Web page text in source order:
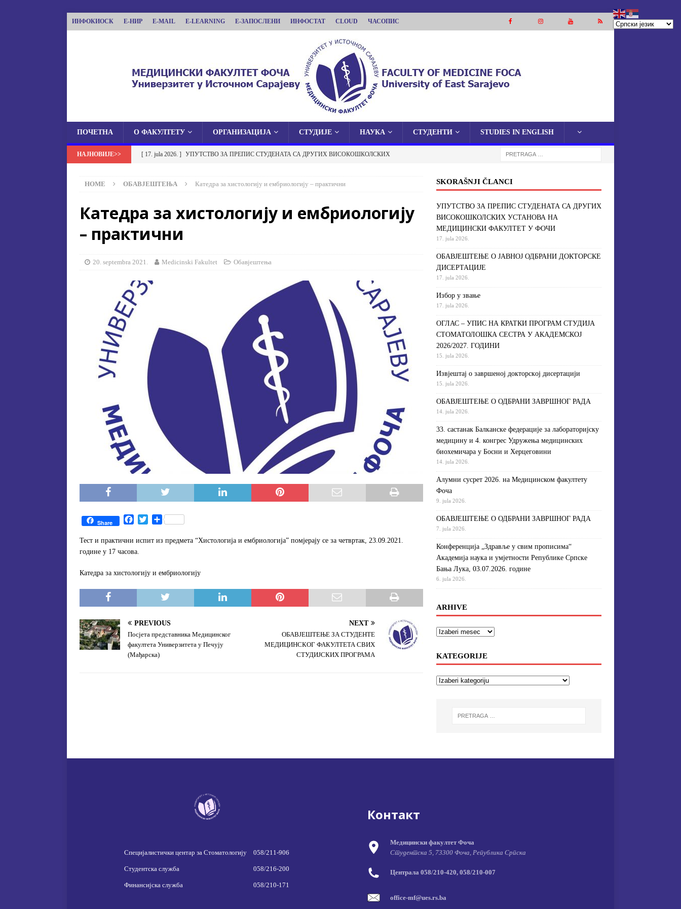
ИНФОКИОСК Е-НИР E-MAIL E-LEARNING Е-ЗАПОСЛЕНИ ИНФОСТАТ CLOUD ЧАСОПИС
МЕДИЦИНСКИ ФАКУЛТЕТ ФОЧА
МЕДИЦИНСКИ ФАКУЛТЕТ УНИВЕРЗИТЕТА У ИСТОЧНОМ САРАЈЕВУ
ПОЧЕТНА О ФАКУЛТЕТУ ОРГАНИЗАЦИЈА СТУДИЈЕ НАУКА СТУДЕНТИ STUDIES IN ENGLISH
[ 17. jula 2026. ] УПУТСТВО ЗА ПРЕПИС СТУДЕНАТА СА ДРУГИХ ВИСОКОШКОЛСКИХ
ОБАВЈЕШТЕЊЕ О ЈАВНОЈ ОДБРАНИ ДОКТОРСКЕ ДИСЕРТАЦИЈЕ
ОБАВЈЕШТЕЊА
[ 15. jula 2026. ]
АКАДЕМСКОЈ 2026/2027. ГОДИНИ
[ 29. oktobra 2025. ] КОНАЧНА РАНГ ЛИСТА, ПРВИ УПИСНИ РОК ДРУГИ ЦИКЛУС СТУДИЈА –
СПЕЦИЈАЛНА ЕДУКАЦИЈА И РЕХАБИЛИТАЦИЈА ОБАВЈЕШТЕЊА
HOME ОБАВЈЕШТЕЊА Катедра за хистологију и ембриологију – практични
Катедра за хистологију и ембриологију
– практични
20. septembra 2021. Medicinski Fakultet Обавјештења
Share
c
e
o
k
i
e
S
a
Тест и практични испит из предмета “Хистологија и ембриологија” помјерају се за четвртак, 23.09.2021.
године у 17 часова.
Катедра за хистологију и ембриологију
PREVIOUS
Посјета представника Медицинског
факултета Универзитета у Печују
(Мађарска)
NEXT
ОБАВЈЕШТЕЊЕ ЗА СТУДЕНТЕ
МЕДИЦИНСКОГ ФАКУЛТЕТА СВИХ
СТУДИЈСКИХ ПРОГРАМА
SKORAŠNJI ČLANCI
УПУТСТВО ЗА ПРЕПИС СТУДЕНАТА СА ДРУГИХ
ВИСОКОШКОЛСКИХ УСТАНОВА НА
МЕДИЦИНСКИ ФАКУЛТЕТ У ФОЧИ
17. jula 2026.
ОБАВЈЕШТЕЊЕ О ЈАВНОЈ ОДБРАНИ ДОКТОРСКЕ
ДИСЕРТАЦИЈЕ
17. jula 2026.
Избор у звање
17. jula 2026.
ОГЛАС – УПИС НА КРАТКИ ПРОГРАМ СТУДИЈА
СТОМАТОЛОШКА СЕСТРА У АКАДЕМСКОЈ
2026/2027. ГОДИНИ
15. jula 2026.
Извjeштaj o зaвршeнoj дoктoрскoj дисeртaциjи
15. jula 2026.
ОБАВЈЕШТЕЊЕ О ОДБРАНИ ЗАВРШНОГ РАДА
14. jula 2026.
33. састанак Балканске федерације за лабораторијску
медицину и 4. конгрес Удружења медицинских
биохемичара у Босни и Херцеговини
14. jula 2026.
Алумни сусрет 2026. на Медицинском факултету
Фоча
9. jula 2026.
ОБАВЈЕШТЕЊЕ О ОДБРАНИ ЗАВРШНОГ РАДА
7. jula 2026.
Конференција „Здравље у свим прописима“
Академија наука и умјетности Републике Српске
Бања Лука, 03.07.2026. године
6. jula 2026.
ARHIVE
KATEGORIJE
Специјалистички центар за Стоматологију 058/211-906
Студентска служба 058/216-200
Финансијска служба 058/210-171
Контакт
Медицински факултет Фоча
Студентска 5, 73300 Фоча, Република Српска
Централа 058/210-420, 058/210-007
office-mf@ues.rs.ba